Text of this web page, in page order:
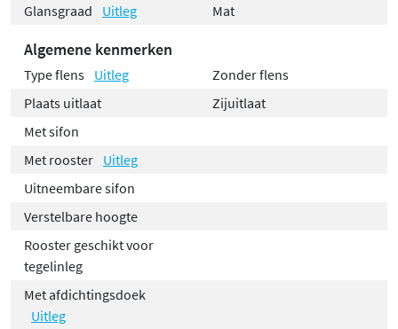
Glansgraad
Uitleg Mat
Algemene kenmerken
Type flens Uitleg
Zonder flens
Plaats uitlaat
Zijuitlaat
Met sifon
Met rooster Uitleg
Uitneembare sifon
Verstelbare hoogte
Rooster geschikt voor
tegelinleg
Met afdichtingsdoek
Uitleg